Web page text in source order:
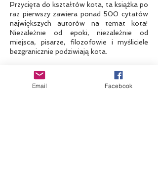
Przycięta do kształtów kota, ta książka po
raz pierwszy zawiera ponad 500 cytatów
największych autorów na temat kota!
Niezależnie od epoki, niezależnie od
miejsca, pisarze, filozofowie i myśliciele
bezgranicznie podziwiają kota.
Podziwiający, pochwalny, filozoficzny,
kpiący, wspólnicy... 500 cytatów
zebranych i przedstawionych tematycznie
Email Facebook